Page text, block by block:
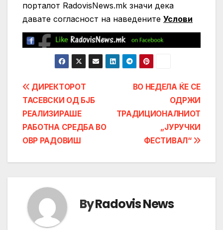
порталот RadovisNews.mk значи дека
давате согласност на нaведените Услови
Post
navigation
ВО НЕДЕЛА ЌЕ СЕ
ОДРЖИ
ТРАДИЦИОНАЛНИОТ
„ЈУРУЧКИ
ФЕСТИВАЛ“
ДИРЕКТОРОТ
ТАСЕВСКИ ОД БЈБ
РЕАЛИЗИРАШЕ
РАБОТНА СРЕДБА ВО
ОВР РАДОВИШ
ByRadovis News